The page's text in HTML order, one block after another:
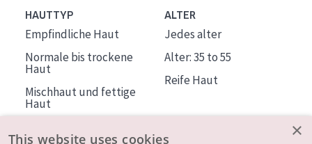
HAUTTYP
Empfindliche Haut
Normale bis trockene
Haut
Mischhaut und fettige
Haut
ALTER
Jedes alter
Alter: 35 to 55
Reife Haut
×
This website uses cookies